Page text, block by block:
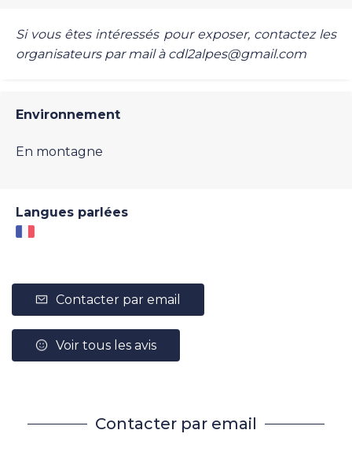
Si vous êtes intéressés pour exposer, contactez les
organisateurs par mail à cdl2alpes@gmail.com
Environnement
En montagne
Langues parlées
Contacter par email
Voir tous les avis
Contacter par email